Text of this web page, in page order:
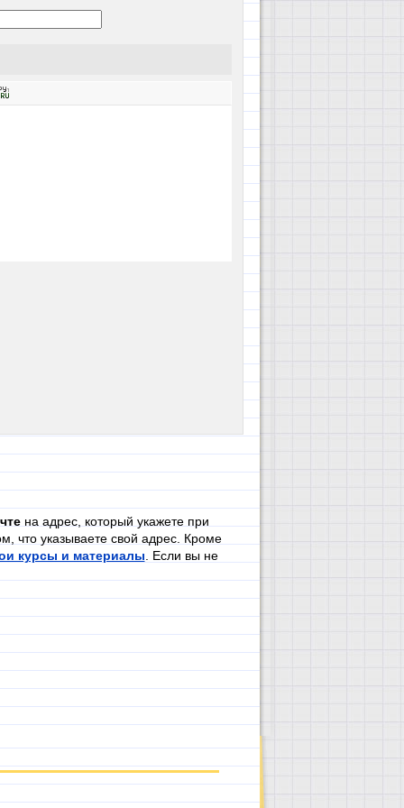
на адрес, который укажете при
что указываете свой адрес. Кроме
курсы и материалы. Если вы не